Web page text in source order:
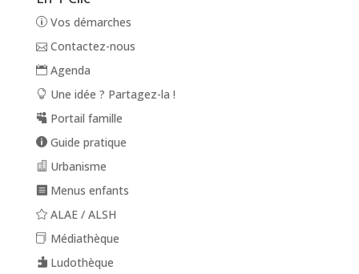
Vos démarches
Contactez-nous
Agenda
Une idée ? Partagez-la !
Portail famille
Guide pratique
Urbanisme
Menus enfants
ALAE / ALSH
Médiathèque
Ludothèque